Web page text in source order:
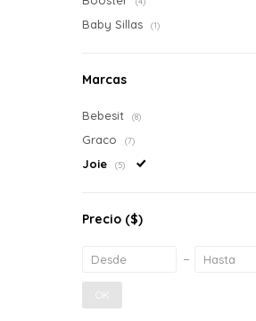
Baby Sillas (1)
Marcas
Bebesit (8)
Graco (7)
Joie (5)
Precio ($)
OK